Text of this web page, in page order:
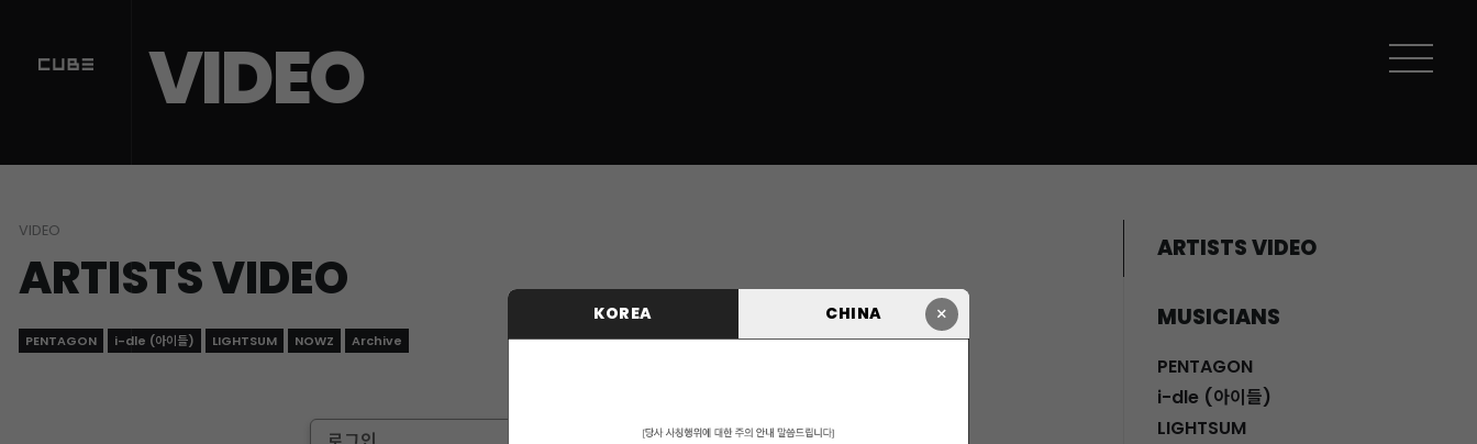
×
KOREA CHINA
VIDEO
VIDEO
ARTISTS VIDEO
PENTAGON i-dle (아이들) LIGHTSUM NOWZ Archive
ARTISTS VIDEO
MUSICIANS
PENTAGON
i-dle (아이들)
LIGHTSUM